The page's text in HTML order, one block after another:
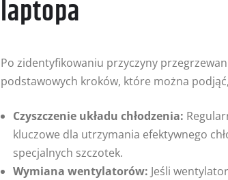
laptopa
Po zidentyfikowaniu przyczyny
podstawowych kroków, które można
Czyszczenie układu chłodzenia:
kluczowe dla utrzymania efektywnego
specjalnych szczotek.
Wymiana wentylatorów: Jeśli